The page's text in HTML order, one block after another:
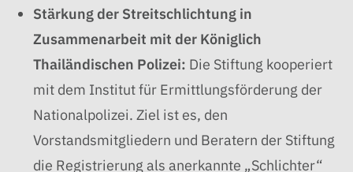
Stärkung der Streitschlichtung in
Zusammenarbeit mit der Königlich
Thailändischen Polizei: Die Stiftung kooperiert
mit dem Institut für Ermittlungsförderung der
Nationalpolizei. Ziel ist es, den
Vorstandsmitgliedern und Beratern der Stiftung
die Registrierung als anerkannte „Schlichter“